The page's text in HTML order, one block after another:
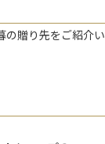
の贈り先をご紹介い